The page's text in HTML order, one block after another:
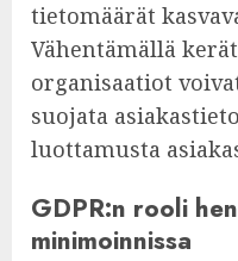
tietomäärät
Vähentämällä
organisaatiot
suojata
luottamusta
GDPR:n rooli
minimoinnissa